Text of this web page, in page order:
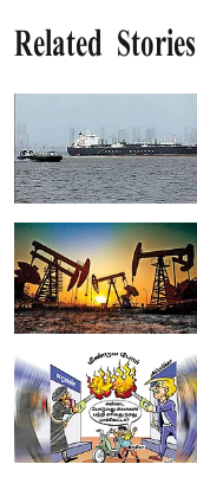
Related Stories